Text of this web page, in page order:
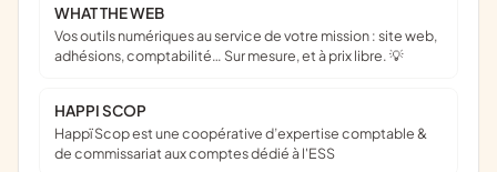
WHAT THE WEB
Vos outils numériques au service de votre mission : site web,
adhésions, comptabilité… Sur mesure, et à prix libre. 💡
HAPPI SCOP
Happï Scop est une coopérative d’expertise comptable &
de commissariat aux comptes dédié à l'ESS